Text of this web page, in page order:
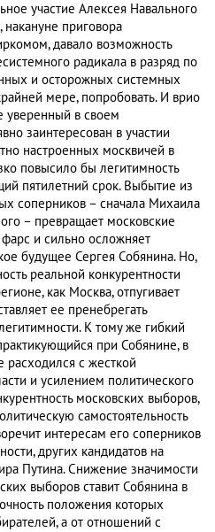
участие Алексея Навального
приговора
давало возможность
радикала в разряд по
и осторожных системных
мере, попробовать. И врио
уверенный в своем
заинтересован в участии
настроенных москвичей в
повысило бы легитимность
пятилетний срок. Выбытие из
соперников – сначала Михаила
– превращает московские
и сильно осложняет
будущее Сергея Собянина. Но,
реальной конкурентности
как Москва, отпугивает
ее пренебрегать
К тому же гибкий
при Собянине, в
с жесткой
и усилением политического
московских выборов,
самостоятельность
интересам его соперников
других кандидатов на
Путина. Снижение значимости
выборов ставит Собянина в
положения которых
а от отношений с